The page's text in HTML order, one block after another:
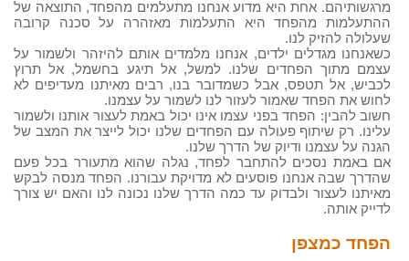
מרגשותיהם. אחת היא מדוע אנחנו מתעלמים מהפחד, התוצאה של
ההתעלמות מהפחד היא התעלמות מאזהרה על סכנה קרובה
שעלולה להזיק לנו.
כשאנחנו מגדלים ילדים, אנחנו מלמדים אותם להיזהר ולשמור על
עצמם מתוך הפחדים שלנו. למשל, אל תיגע בחשמל, אל תרוץ
לכביש, אל תטפס, אבל כשמדובר בנו, רבים מאיתנו מעדיפים לא
לחוש את הפחד שאמור לעזור לנו לשמור על עצמנו.
חשוב להבין: הפחד בפני עצמו אינו יכול באמת לעצור אותנו ולשמור
עלינו. רק שיתוף פעולה עם הפחדים שלנו יכול לייצר את המצב של
הגנה על עצמנו ודיוק של הדרך שלנו.
אם באמת נסכים להתחבר לפחד, נגלה שהוא מתעורר בכל פעם
שהדרך שבה אנחנו פוסעים לא מדויקת עבורנו. הפחד מנסה לבקש
מאיתנו לעצור ולבדוק עד כמה הדרך שלנו נכונה לנו והאם יש צורך
לדייק אותה.
הפחד כמצפן